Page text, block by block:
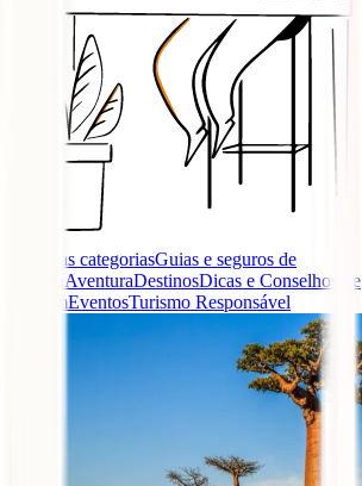
Todas as categoriasGuias e seguros de
AventuraDestinosDicas e Conselhos de
ViagemEventosTurismo Responsável